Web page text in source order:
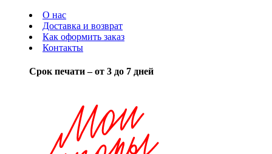
О нас
Доставка и возврат
Как оформить заказ
Контакты
Срок печати – от 3 до 7 дней